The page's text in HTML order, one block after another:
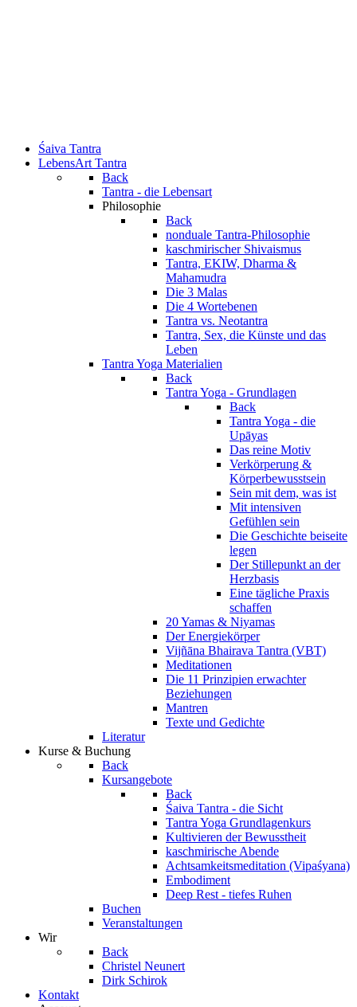
Śaiva Tantra
LebensArt Tantra
Back
Tantra - die Lebensart
Philosophie
Back
nonduale Tantra-Philosophie
kaschmirischer Shivaismus
Tantra, EKIW, Dharma &
Mahamudra
Die 3 Malas
Die 4 Wortebenen
Tantra vs. Neotantra
Tantra, Sex, die Künste und das
Leben
Tantra Yoga Materialien
Back
Tantra Yoga - Grundlagen
Back
Tantra Yoga - die
Upāyas
Das reine Motiv
Verkörperung &
Körperbewusstsein
Sein mit dem, was ist
Mit intensiven
Gefühlen sein
Die Geschichte beiseite
legen
Der Stillepunkt an der
Herzbasis
Eine tägliche Praxis
schaffen
20 Yamas & Niyamas
Der Energiekörper
Vijñāna Bhairava Tantra (VBT)
Meditationen
Die 11 Prinzipien erwachter
Beziehungen
Mantren
Texte und Gedichte
Literatur
Kurse & Buchung
Back
Kursangebote
Back
Śaiva Tantra - die Sicht
Tantra Yoga Grundlagenkurs
Kultivieren der Bewusstheit
kaschmirische Abende
Achtsamkeitsmeditation (Vipaśyana)
Embodiment
Deep Rest - tiefes Ruhen
Buchen
Veranstaltungen
Wir
Back
Christel Neunert
Dirk Schirok
Kontakt